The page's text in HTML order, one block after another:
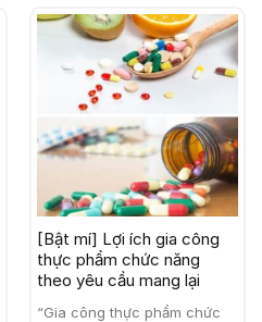
[Bật mí] Lợi ích gia công
thực phẩm chức năng
theo yêu cầu mang lại
“Gia công thực phẩm chức